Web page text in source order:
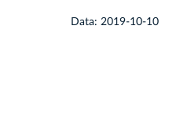
Data: 2019-10-10